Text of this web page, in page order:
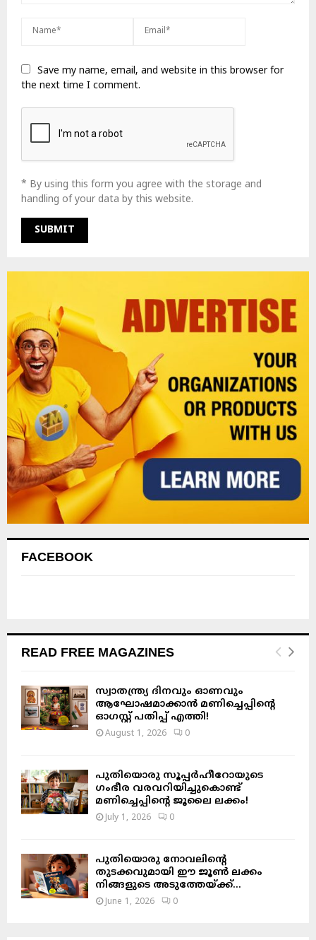
Save my name, email, and website in this browser for
the next time I comment.
* By using this form you agree with the storage and
handling of your data by this website.
FACEBOOK
READ FREE MAGAZINES
സ്വാതന്ത്ര്യ ദിനവും ഓണവും
ആഘോഷമാക്കാൻ മണിച്ചെപ്പിന്റെ
ഓഗസ്റ്റ് പതിപ്പ് എത്തി!
August 1, 2026 0
പുതിയൊരു സൂപ്പർഹീറോയുടെ
ഗംഭീര വരവറിയിച്ചുകൊണ്ട്
മണിച്ചെപ്പിന്റെ ജൂലൈ ലക്കം!
July 1, 2026 0
പുതിയൊരു നോവലിന്റെ
തുടക്കവുമായി ഈ ജൂൺ ലക്കം
നിങ്ങളുടെ അടുത്തേയ്ക്ക്…
June 1, 2026 0